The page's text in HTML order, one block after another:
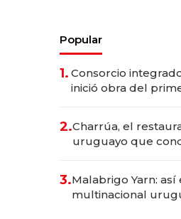
Popular
1. Consorcio
inició obra del
millones
2.Charrúa, el
uruguayo que
anticipación y
3.Malabrigo Yarn: así
multinacional